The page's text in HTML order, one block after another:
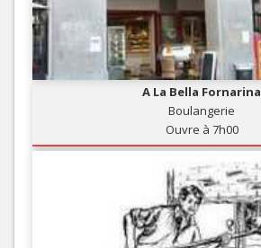
A La Bella Fornarina
Boulangerie
Ouvre à 7h00